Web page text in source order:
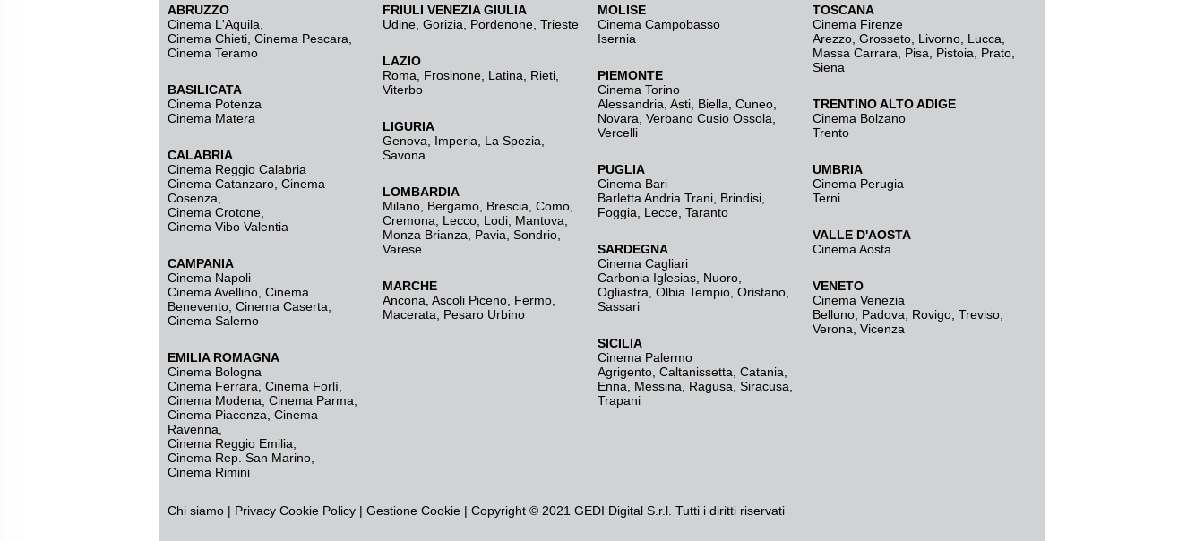
ABRUZZO
Cinema L'Aquila
Cinema Chieti, Cinema Pescara,
Cinema Teramo
BASILICATA
Cinema Potenza
Cinema Matera
CALABRIA
Cinema Reggio Calabria
Cinema Catanzaro Cinema
Cosenza
Cinema Crotone
Cinema Vibo Valentia
CAMPANIA
Cinema Napoli
Cinema Avellino Cinema
Benevento Cinema Caserta
Cinema Salerno
EMILIA ROMAGNA
Cinema Bologna
Cinema Ferrara Cinema Forlì
Cinema Modena Cinema Parma
Cinema Piacenza Cinema
Ravenna
Cinema Reggio Emilia
Cinema Rep. San Marino
Cinema Rimini
FRIULI VENEZIA GIULIA
Udine Gorizia Pordenone Trieste
LAZIO
Roma
Frosinone Latina Rieti
Viterbo
LIGURIA
Genova
Imperia La Spezia
Savona
LOMBARDIA
Milano Bergamo Brescia, Como
Cremona
Lecco Lodi Mantova
Monza Brianza
Pavia Sondrio
Varese
MARCHE
Ancona Ascoli Piceno Fermo
Macerata
Pesaro Urbino
MOLISE
Cinema Campobasso
Isernia
PIEMONTE
Cinema Torino
Alessandria Asti Biella Cuneo
Novara Verbano Cusio Ossola
Vercelli
PUGLIA
Cinema Bari
Barletta Andria Trani Brindisi
Foggia
Lecce Taranto
SARDEGNA
Cinema Cagliari
Carbonia Iglesias Nuoro
Ogliastra Olbia Tempio Oristano
Sassari
SICILIA
Cinema Palermo
Agrigento Caltanissetta Catania
Enna
Messina Ragusa Siracusa
Trapani
TOSCANA
Cinema Firenze
Arezzo Grosseto Livorno Lucca
Massa Carrara
Pisa Pistoia Prato
Siena
TRENTINO ALTO ADIGE
Cinema Bolzano
Trento
UMBRIA
Cinema Perugia
Terni
VALLE D'AOSTA
Cinema Aosta
VENETO
Cinema Venezia
Belluno Padova Rovigo Treviso
Verona Vicenza
Chi siamo | Privacy Cookie Policy | Gestione Cookie | Copyright © 2021 GEDI Digital S.r.l. Tutti i diritti riservati